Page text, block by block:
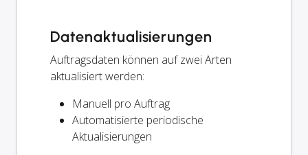
Datenaktualisierungen
Auftragsdaten können auf zwei Arten
aktualisiert werden:
Manuell pro Auftrag
Automatisierte periodische
Aktualisierungen